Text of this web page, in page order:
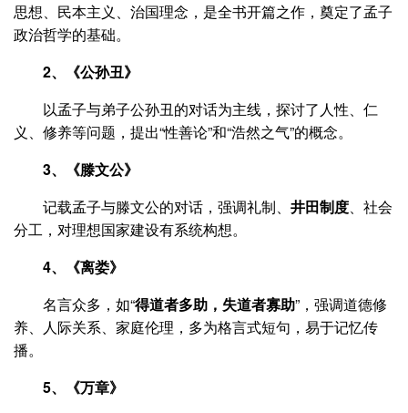
思想、民本主义、治国理念，是全书开篇之作，奠定了孟子
政治哲学的基础。
2、《公孙丑》
以孟子与弟子公孙丑的对话为主线，探讨了人性、仁
义、修养等问题，提出“性善论”和“浩然之气”的概念。
3、《滕文公》
记载孟子与滕文公的对话，强调礼制、 井田制度、社会
分工，对理想国家建设有系统构想。
4、《离娄》
名言众多，如“得道者多助，失道者寡助”，强调道德修
养、人际关系、家庭伦理，多为格言式短句，易于记忆传
播。
5、《万章》